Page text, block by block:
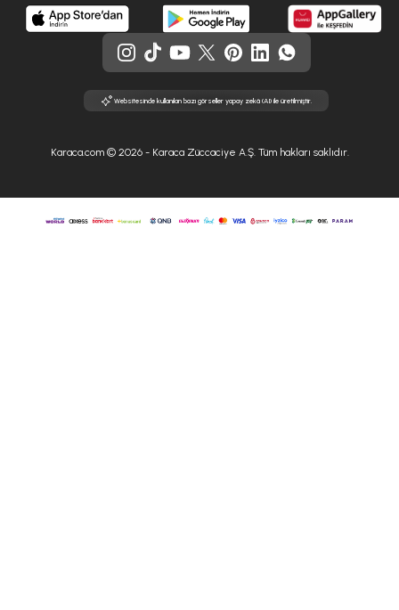
Websitesinde kullanılan bazı görseller yapay zekâ (AI) ile üretilmiştir.
Karaca.com © 2026 - Karaca Züccaciye A.Ş. Tüm hakları saklıdır.